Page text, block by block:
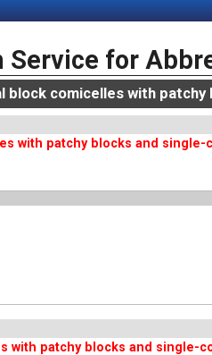
Service for
block comicelles with
with patchy blocks and single-
with patchy blocks and single-